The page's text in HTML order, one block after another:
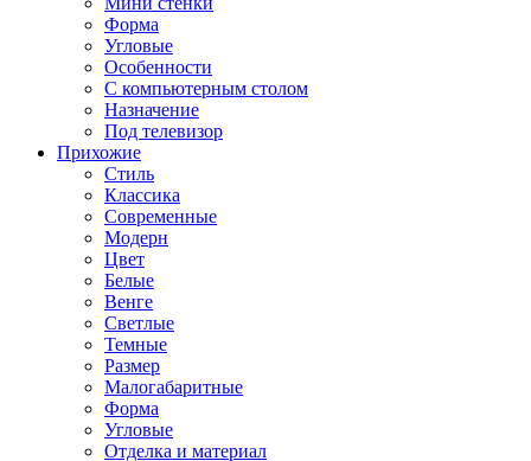
Форма
Угловые
Особенности
С компьютерным столом
Назначение
Под телевизор
Прихожие
Стиль
Классика
Современные
Модерн
Цвет
Белые
Венге
Светлые
Темные
Размер
Малогабаритные
Форма
Угловые
Отделка и материал